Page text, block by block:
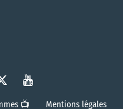
📺 Mentions légales